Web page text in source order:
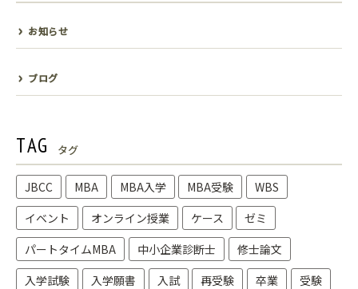
お知らせ
ブログ
TAG タグ
JBCC MBA MBA入学 MBA受験
WBS
イベント
オンライン授業 ケース
ゼミ
パートタイムMBA
中小企業診断士
修士論文
入学試験
入学願書 入試 再受験 卒業
受験